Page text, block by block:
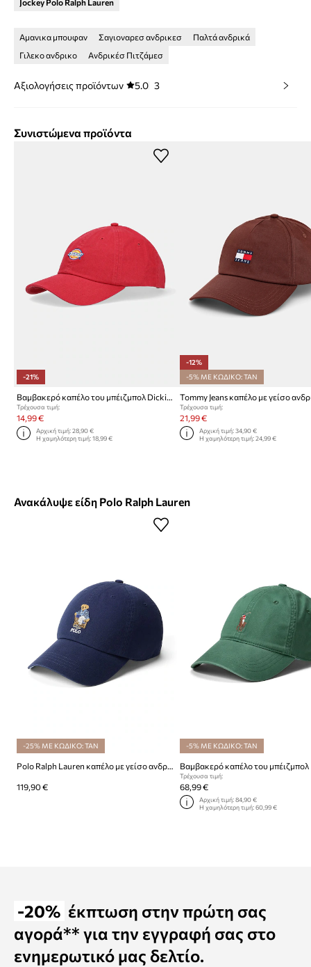
Jockey Polo Ralph Lauren
Αμανικα μπουφαν Σαγιοναρεσ ανδρικεσ
Παλτά ανδρικά
Γιλεκο ανδρικο
Ανδρικέσ Πιτζάμεσ
Αξιολογήσεις προϊόντων 5.0 3
Συνιστώμενα προϊόντα
-21%
Βαμβακερό καπέλο του μπέιζμπολ Dickies
Τρέχουσα τιμή:
14,99 €
Αρχική τιμή:28,90 €
Η χαμηλότερη τιμή:18,99 €
-12%
-5% ΜΕ ΚΩΔΙΚΟ: TAN
Τρέχουσα τιμή:
21,99 €
Αρχική τιμή: 34,90 €
Η χαμηλότερη τιμή: 24,99 €
Ανακάλυψε είδη Polo Ralph Lauren
-25% ΜΕ ΚΩΔΙΚΟ: TAN
Polo Ralph Lauren καπέλο με γείσο ανδρικό βαμβακερό
119,90 €
-5% ΜΕ ΚΩΔΙΚΟ: TAN
Τρέχουσα τιμή:
68,99 €
Αρχική τιμή: 84,90 €
Η χαμηλότερη τιμή: 60,99 €
-20% έκπτωση στην πρώτη σας
αγορά** για την εγγραφή σας στο
ενημερωτικό μας δελτίο.